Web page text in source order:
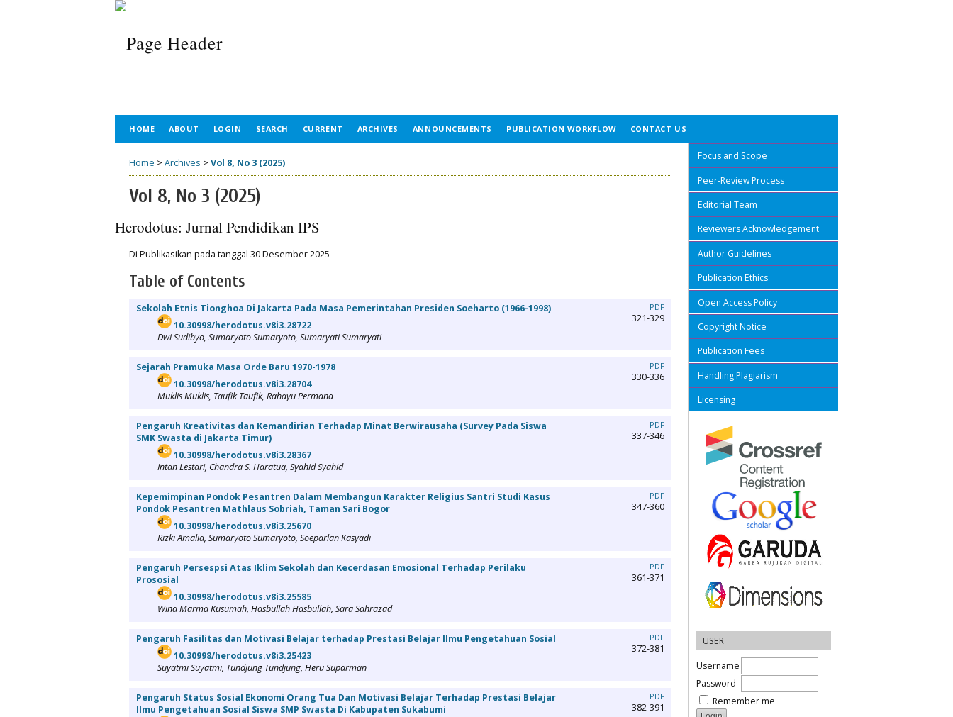
Focus and Scope
Peer-Review Process
Editorial Team
Reviewers Acknowledgement
Author Guidelines
Publication Ethics
Open Access Policy
Copyright Notice
Publication Fees
Handling Plagiarism
Licensing
USER
Username
Password
Remember me
HOME ABOUT LOGIN SEARCH CURRENT ARCHIVES ANNOUNCEMENTS PUBLICATION WORKFLOW CONTACT US
Home > Archives > Vol 8, No 3 (2025)
Vol 8, No 3 (2025)
Herodotus: Jurnal Pendidikan IPS
Di Publikasikan pada tanggal 30 Desember 2025
Table of Contents
Sekolah Etnis Tionghoa Di Jakarta Pada Masa Pemerintahan Presiden Soeharto (1966-1998)
10.30998/herodotus.v8i3.28722
Dwi Sudibyo, Sumaryoto Sumaryoto, Sumaryati Sumaryati
PDF
321-329
Sejarah Pramuka Masa Orde Baru 1970-1978
10.30998/herodotus.v8i3.28704
Muklis Muklis, Taufik Taufik, Rahayu Permana
PDF
330-336
Pengaruh Kreativitas dan Kemandirian Terhadap Minat Berwirausaha (Survey Pada Siswa
SMK Swasta di Jakarta Timur)
10.30998/herodotus.v8i3.28367
Intan Lestari, Chandra S. Haratua, Syahid Syahid
PDF
337-346
Kepemimpinan Pondok Pesantren Dalam Membangun Karakter Religius Santri Studi Kasus
Pondok Pesantren Mathlaus Sobriah, Taman Sari Bogor
10.30998/herodotus.v8i3.25670
Rizki Amalia, Sumaryoto Sumaryoto, Soeparlan Kasyadi
PDF
347-360
Pengaruh Persespsi Atas Iklim Sekolah dan Kecerdasan Emosional Terhadap Perilaku
Prososial
10.30998/herodotus.v8i3.25585
Wina Marma Kusumah, Hasbullah Hasbullah, Sara Sahrazad
PDF
361-371
Pengaruh Fasilitas dan Motivasi Belajar terhadap Prestasi Belajar Ilmu Pengetahuan Sosial
10.30998/herodotus.v8i3.25423
Suyatmi Suyatmi, Tundjung Tundjung, Heru Suparman
PDF
372-381
Pengaruh Status Sosial Ekonomi Orang Tua Dan Motivasi Belajar Terhadap Prestasi Belajar
Ilmu Pengetahuan Sosial Siswa SMP Swasta Di Kabupaten Sukabumi
PDF
382-391